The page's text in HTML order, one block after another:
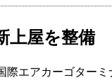
上屋を整備
エアカーゴター